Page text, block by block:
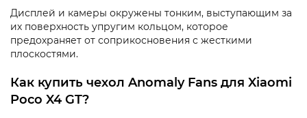
Дисплей и камеры окружены тонким, выступающим за
их поверхность упругим кольцом, которое
предохраняет от соприкосновения с жесткими
плоскостями.
Как купить чехол Anomaly Fans для Xiaomi
Poco X4 GT?